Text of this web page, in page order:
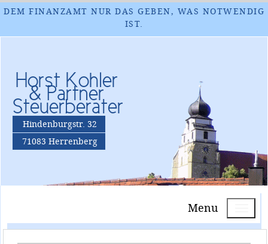
DEM FINANZAMT NUR DAS GEBEN, WAS NOTWENDIG
IST.
Horst Kohler
& Partner
Steuerberater
Hindenburgstr. 32
71083 Herrenberg
Menu